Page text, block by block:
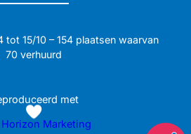
15/10 – 154 plaatsen waarvan
70 verhuurd
met
Horizon Marketing